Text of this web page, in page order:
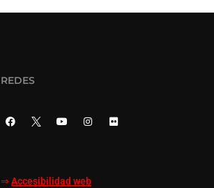
REDES
⇒ Accesibilidad web